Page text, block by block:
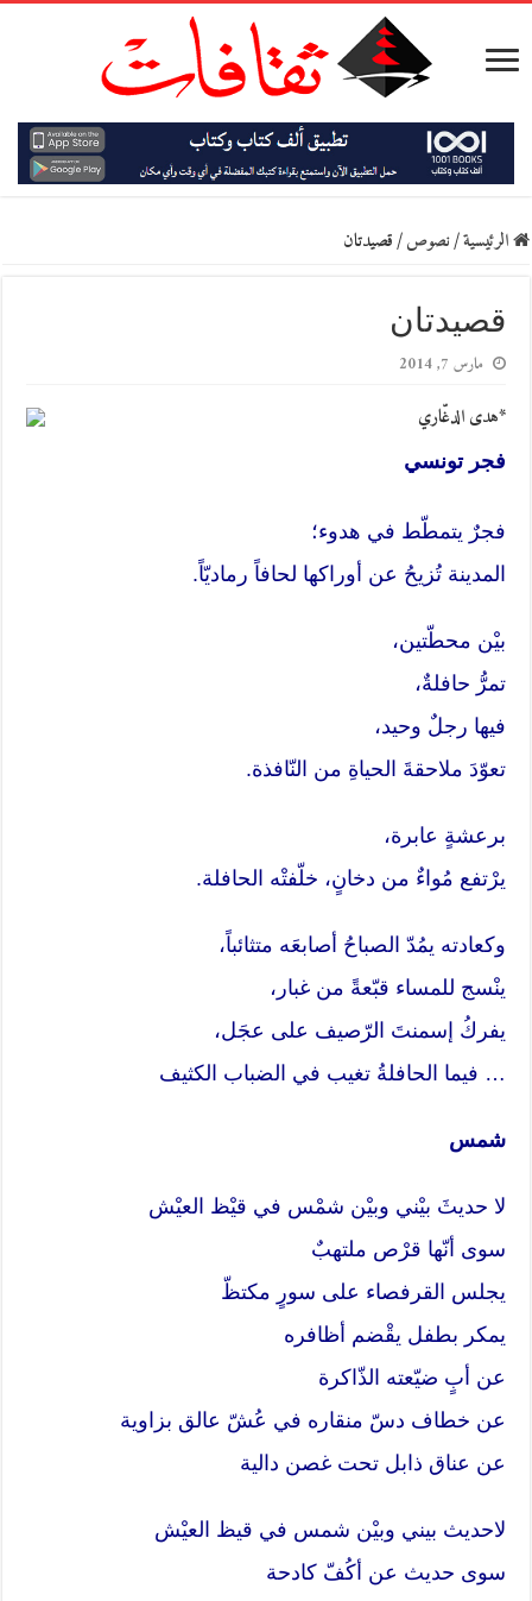
الرئيسية/نصوص/قصيدتان
قصيدتان
مارس 7, 2014
*هدى الدغّاري
فجر تونسي
فجرٌ يتمطّط في هدوء؛
المدينة تُزيحُ عن أوراكها لحافاً رماديّاً.
بيْن محطّتين،
تمرُّ حافلةٌ،
فيها رجلٌ وحيد،
تعوّدَ ملاحقةَ الحياةِ من النّافذة.
برعشةٍ عابرة،
يرْتفع مُواءٌ من دخانٍ، خلّفتْه الحافلة.
وكعادته يمُدّ الصباحُ أصابعَه متثائباً،
ينْسج للمساء قبّعةً من غبار،
يفركُ إسمنتَ الرّصيف على عجَل،
… فيما الحافلةُ تغيب في الضباب الكثيف
شمس
لا حديثَ بيْني وبيْن شمْس في قيْظ العيْش
سوى أنّها قرْص ملتهبٌ
يجلس القرفصاء على سورٍ مكتظّ
يمكر بطفل يقْضم أظافره
عن أبٍ ضيّعته الذّاكرة
عن خطاف دسّ منقاره في عُشّ عالق بزاوية
عن عناق ذابل تحت غصن دالية
لاحديث بيني وبيْن شمس في قيظ العيْش
سوى حديث عن أكُفّ كادحة